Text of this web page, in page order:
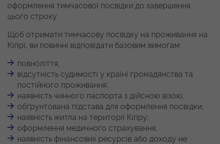
оформлення тимчасової посвідки до завершення
цього строку.
Щоб отримати тимчасову посвідку на проживання на
Кіпрі, ви повинні відповідати базовим вимогам:
повноліття;
відсутність судимості у країні громадянства та
постійного проживання;
наявність чинного паспорта з дійсною візою;
обґрунтована підстава для оформлення посвідки;
наявність житла на території Кіпру;
оформлення медичного страхування;
наявність фінансових ресурсів або доходу не